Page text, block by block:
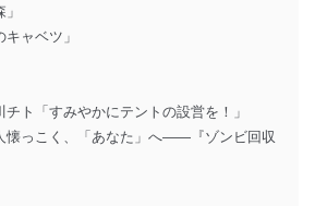
ャベツ」
ト「すみやかにテントの設営を！」
っこく、「あなた」へ――『ゾンビ回収